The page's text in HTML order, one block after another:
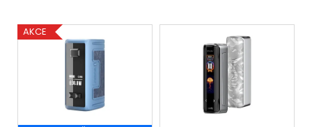
V
ý
p
AKCE